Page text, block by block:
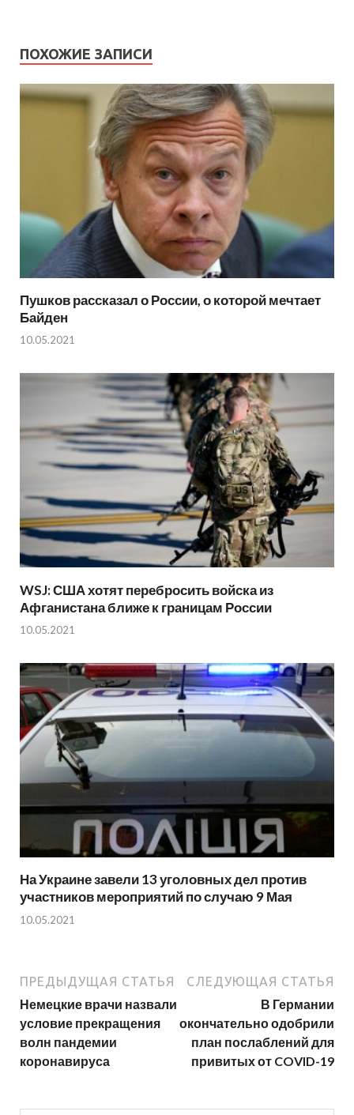
ПОХОЖИЕ ЗАПИСИ
Пушков рассказал о России, о которой мечтает
Байден
10.05.2021
WSJ: США хотят перебросить войска из
Афганистана ближе к границам России
10.05.2021
На Украине завели 13 уголовных дел против
участников мероприятий по случаю 9 Мая
10.05.2021
ПРЕДЫДУЩАЯ СТАТЬЯ
Немецкие врачи назвали
условие прекращения
волн пандемии
коронавируса
СЛЕДУЮЩАЯ СТАТЬЯ
В Германии
окончательно одобрили
план послаблений для
привитых от COVID-19